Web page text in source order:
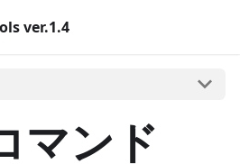
ver.1.4
マンド